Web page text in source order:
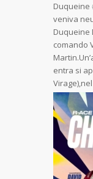
Duqueine
veniva
Duqueine
comando
entra si